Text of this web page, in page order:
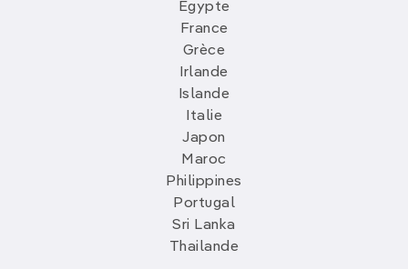
Egypte
France
Grèce
Irlande
Islande
Italie
Japon
Maroc
Philippines
Portugal
Sri Lanka
Thailande